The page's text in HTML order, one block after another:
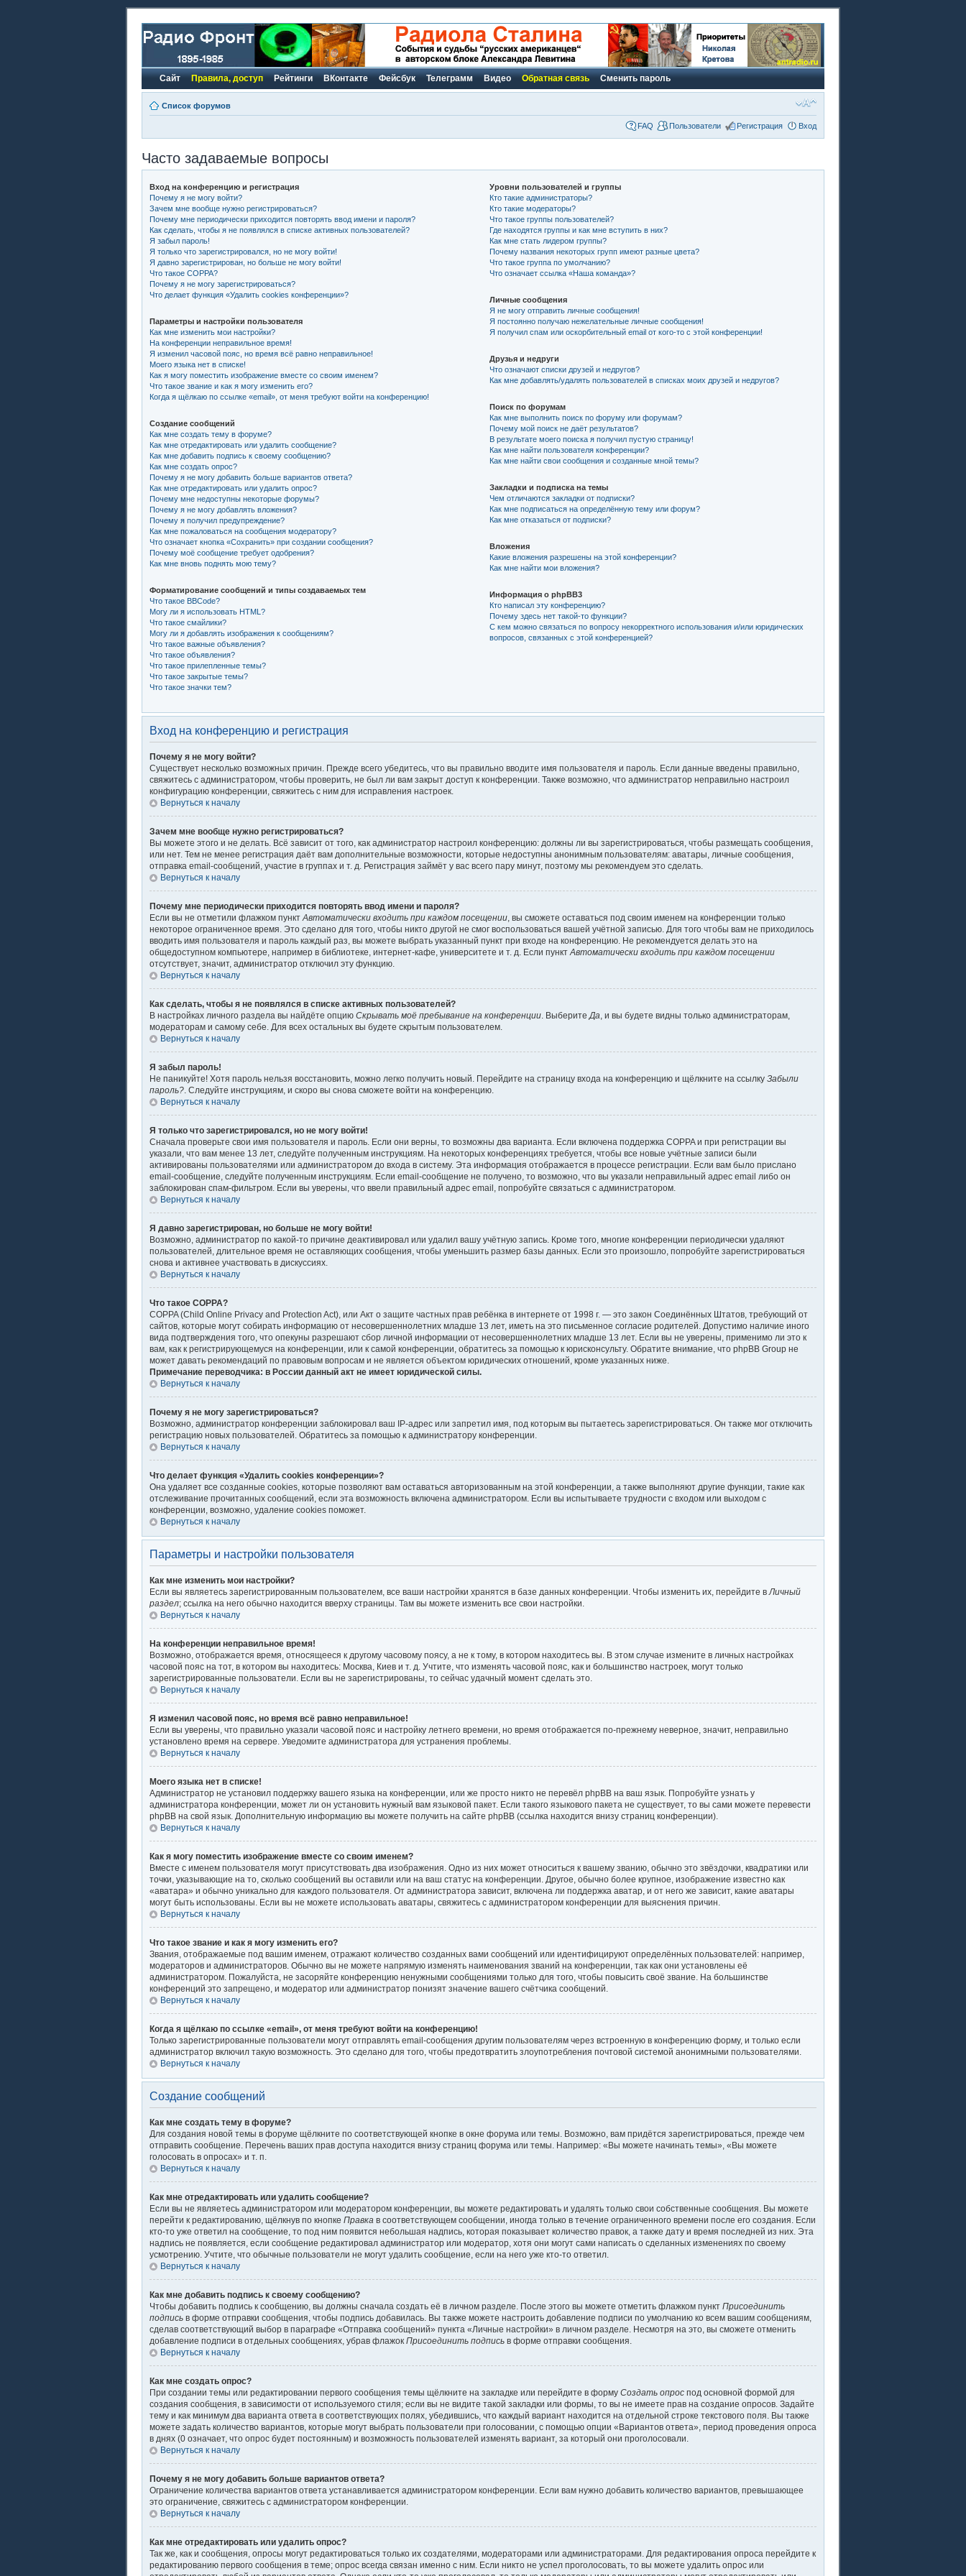
Сайт Правила, доступ Рейтинги ВКонтакте Фейсбук Телеграмм Видео Обратная связь Сменить пароль
Список форумов
FAQ Пользователи Регистрация Вход
Часто задаваемые вопросы
Вход на конференцию и регистрация
Почему я не могу войти?
Зачем мне вообще нужно регистрироваться?
Почему мне периодически приходится повторять ввод имени и пароля?
Как сделать, чтобы я не появлялся в списке активных пользователей?
Я забыл пароль!
Я только что зарегистрировался, но не могу войти!
Я давно зарегистрирован, но больше не могу войти!
Что такое COPPA?
Почему я не могу зарегистрироваться?
Что делает функция «Удалить cookies конференции»?
Параметры и настройки пользователя
Как мне изменить мои настройки?
На конференции неправильное время!
Я изменил часовой пояс, но время всё равно неправильное!
Моего языка нет в списке!
Как я могу поместить изображение вместе со своим именем?
Что такое звание и как я могу изменить его?
Когда я щёлкаю по ссылке «email», от меня требуют войти на конференцию!
Создание сообщений
Как мне создать тему в форуме?
Как мне отредактировать или удалить сообщение?
Как мне добавить подпись к своему сообщению?
Как мне создать опрос?
Почему я не могу добавить больше вариантов ответа?
Как мне отредактировать или удалить опрос?
Почему мне недоступны некоторые форумы?
Почему я не могу добавлять вложения?
Почему я получил предупреждение?
Как мне пожаловаться на сообщения модератору?
Что означает кнопка «Сохранить» при создании сообщения?
Почему моё сообщение требует одобрения?
Как мне вновь поднять мою тему?
Форматирование сообщений и типы создаваемых тем
Что такое BBCode?
Могу ли я использовать HTML?
Что такое смайлики?
Могу ли я добавлять изображения к сообщениям?
Что такое важные объявления?
Что такое объявления?
Что такое прилепленные темы?
Что такое закрытые темы?
Что такое значки тем?
Уровни пользователей и группы
Кто такие администраторы?
Кто такие модераторы?
Что такое группы пользователей?
Где находятся группы и как мне вступить в них?
Как мне стать лидером группы?
Почему названия некоторых групп имеют разные цвета?
Что такое группа по умолчанию?
Что означает ссылка «Наша команда»?
Личные сообщения
Я не могу отправить личные сообщения!
Я постоянно получаю нежелательные личные сообщения!
Я получил спам или оскорбительный email от кого-то с этой конференции!
Друзья и недруги
Что означают списки друзей и недругов?
Как мне добавлять/удалять пользователей в списках моих друзей и недругов?
Поиск по форумам
Как мне выполнить поиск по форуму или форумам?
Почему мой поиск не даёт результатов?
В результате моего поиска я получил пустую страницу!
Как мне найти пользователя конференции?
Как мне найти свои сообщения и созданные мной темы?
Закладки и подписка на темы
Чем отличаются закладки от подписки?
Как мне подписаться на определённую тему или форум?
Как мне отказаться от подписки?
Вложения
Какие вложения разрешены на этой конференции?
Как мне найти мои вложения?
Информация о phpBB3
Кто написал эту конференцию?
Почему здесь нет такой-то функции?
С кем можно связаться по вопросу некорректного использования и/или юридических
вопросов, связанных с этой конференцией?
Вход на конференцию и регистрация
Почему я не могу войти?
Существует несколько возможных причин. Прежде всего убедитесь, что вы правильно вводите имя пользователя и пароль. Если данные введены правильно,
свяжитесь с администратором, чтобы проверить, не был ли вам закрыт доступ к конференции. Также возможно, что администратор неправильно настроил
конфигурацию конференции, свяжитесь с ним для исправления настроек.
Вернуться к началу
Зачем мне вообще нужно регистрироваться?
Вы можете этого и не делать. Всё зависит от того, как администратор настроил конференцию: должны ли вы зарегистрироваться, чтобы размещать сообщения,
или нет. Тем не менее регистрация даёт вам дополнительные возможности, которые недоступны анонимным пользователям: аватары, личные сообщения,
отправка email-сообщений, участие в группах и т. д. Регистрация займёт у вас всего пару минут, поэтому мы рекомендуем это сделать.
Вернуться к началу
Почему мне периодически приходится повторять ввод имени и пароля?
Если вы не отметили флажком пунктАвтоматически входить при каждом посещении, вы сможете оставаться под своим именем на конференции только
некоторое ограниченное время. Это сделано для того, чтобы никто другой не смог воспользоваться вашей учётной записью. Для того чтобы вам не приходилось
вводить имя пользователя и пароль каждый раз, вы можете выбрать указанный пункт при входе на конференцию. Не рекомендуется делать это на
общедоступном компьютере, например в библиотеке, интернет-кафе, университете и т. д. Если пунктАвтоматически входить при каждом посещении
отсутствует, значит, администратор отключил эту функцию.
Вернуться к началу
Как сделать, чтобы я не появлялся в списке активных пользователей?
В настройках личного раздела вы найдёте опцию Скрывать моё пребывание на конференции. ВыберитеДа, и вы будете видны только администраторам,
модераторам и самому себе. Для всех остальных вы будете скрытым пользователем.
Вернуться к началу
Я забыл пароль!
Не паникуйте! Хотя пароль нельзя восстановить, можно легко получить новый. Перейдите на страницу входа на конференцию и щёлкните на ссылку Забыли
пароль?. Следуйте инструкциям, и скоро вы снова сможете войти на конференцию.
Вернуться к началу
Я только что зарегистрировался, но не могу войти!
Сначала проверьте свои имя пользователя и пароль. Если они верны, то возможны два варианта. Если включена поддержка COPPA и при регистрации вы
указали, что вам менее 13 лет, следуйте полученным инструкциям. На некоторых конференциях требуется, чтобы все новые учётные записи были
активированы пользователями или администратором до входа в систему. Эта информация отображается в процессе регистрации. Если вам было прислано
email-сообщение, следуйте полученным инструкциям. Если email-сообщение не получено, то возможно, что вы указали неправильный адрес email либо он
заблокирован спам-фильтром. Если вы уверены, что ввели правильный адрес email, попробуйте связаться с администратором.
Вернуться к началу
Я давно зарегистрирован, но больше не могу войти!
Возможно, администратор по какой-то причине деактивировал или удалил вашу учётную запись. Кроме того, многие конференции периодически удаляют
пользователей, длительное время не оставляющих сообщения, чтобы уменьшить размер базы данных. Если это произошло, попробуйте зарегистрироваться
снова и активнее участвовать в дискуссиях.
Вернуться к началу
Что такое COPPA?
COPPA (Child Online Privacy and Protection Act), или Акт о защите частных прав ребёнка в интернете от 1998 г. — это закон Соединённых Штатов, требующий от
сайтов, которые могут собирать информацию от несовершеннолетних младше 13 лет, иметь на это письменное согласие родителей. Допустимо наличие иного
вида подтверждения того, что опекуны разрешают сбор личной информации от несовершеннолетних младше 13 лет. Если вы не уверены, применимо ли это к
вам, как к регистрирующемуся на конференции, или к самой конференции, обратитесь за помощью к юрисконсульту. Обратите внимание, что phpBB Group не
может давать рекомендаций по правовым вопросам и не является объектом юридических отношений, кроме указанных ниже.
Примечание переводчика: в России данный акт не имеет юридической силы.
Вернуться к началу
Почему я не могу зарегистрироваться?
Возможно, администратор конференции заблокировал ваш IP-адрес или запретил имя, под которым вы пытаетесь зарегистрироваться. Он также мог отключить
регистрацию новых пользователей. Обратитесь за помощью к администратору конференции.
Вернуться к началу
Что делает функция «Удалить cookies конференции»?
Она удаляет все созданные cookies, которые позволяют вам оставаться авторизованным на этой конференции, а также выполняют другие функции, такие как
отслеживание прочитанных сообщений, если эта возможность включена администратором. Если вы испытываете трудности с входом или выходом с
конференции, возможно, удаление cookies поможет.
Вернуться к началу
Параметры и настройки пользователя
Как мне изменить мои настройки?
Если вы являетесь зарегистрированным пользователем, все ваши настройки хранятся в базе данных конференции. Чтобы изменить их, перейдите вЛичный
раздел; ссылка на него обычно находится вверху страницы. Там вы можете изменить все свои настройки.
Вернуться к началу
На конференции неправильное время!
Возможно, отображается время, относящееся к другому часовому поясу, а не к тому, в котором находитесь вы. В этом случае измените в личных настройках
часовой пояс на тот, в котором вы находитесь: Москва, Киев и т. д. Учтите, что изменять часовой пояс, как и большинство настроек, могут только
зарегистрированные пользователи. Если вы не зарегистрированы, то сейчас удачный момент сделать это.
Вернуться к началу
Я изменил часовой пояс, но время всё равно неправильное!
Если вы уверены, что правильно указали часовой пояс и настройку летнего времени, но время отображается по-прежнему неверное, значит, неправильно
установлено время на сервере. Уведомите администратора для устранения проблемы.
Вернуться к началу
Моего языка нет в списке!
Администратор не установил поддержку вашего языка на конференции, или же просто никто не перевёл phpBB на ваш язык. Попробуйте узнать у
администратора конференции, может ли он установить нужный вам языковой пакет. Если такого языкового пакета не существует, то вы сами можете перевести
phpBB на свой язык. Дополнительную информацию вы можете получить на сайте phpBB (ссылка находится внизу страниц конференции).
Вернуться к началу
Как я могу поместить изображение вместе со своим именем?
Вместе с именем пользователя могут присутствовать два изображения. Одно из них может относиться к вашему званию, обычно это звёздочки, квадратики или
точки, указывающие на то, сколько сообщений вы оставили или на ваш статус на конференции. Другое, обычно более крупное, изображение известно как
«аватара» и обычно уникально для каждого пользователя. От администратора зависит, включена ли поддержка аватар, и от него же зависит, какие аватары
могут быть использованы. Если вы не можете использовать аватары, свяжитесь с администратором конференции для выяснения причин.
Вернуться к началу
Что такое звание и как я могу изменить его?
Звания, отображаемые под вашим именем, отражают количество созданных вами сообщений или идентифицируют определённых пользователей: например,
модераторов и администраторов. Обычно вы не можете напрямую изменять наименования званий на конференции, так как они установлены её
администратором. Пожалуйста, не засоряйте конференцию ненужными сообщениями только для того, чтобы повысить своё звание. На большинстве
конференций это запрещено, и модератор или администратор понизят значение вашего счётчика сообщений.
Вернуться к началу
Когда я щёлкаю по ссылке «email», от меня требуют войти на конференцию!
Только зарегистрированные пользователи могут отправлять email-сообщения другим пользователям через встроенную в конференцию форму, и только если
администратор включил такую возможность. Это сделано для того, чтобы предотвратить злоупотребления почтовой системой анонимными пользователями.
Вернуться к началу
Создание сообщений
Как мне создать тему в форуме?
Для создания новой темы в форуме щёлкните по соответствующей кнопке в окне форума или темы. Возможно, вам придётся зарегистрироваться, прежде чем
отправить сообщение. Перечень ваших прав доступа находится внизу страниц форума или темы. Например: «Вы можете начинать темы», «Вы можете
голосовать в опросах» и т. п.
Вернуться к началу
Как мне отредактировать или удалить сообщение?
Если вы не являетесь администратором или модератором конференции, вы можете редактировать и удалять только свои собственные сообщения. Вы можете
перейти к редактированию, щёлкнув по кнопке Правка в соответствующем сообщении, иногда только в течение ограниченного времени после его создания. Если
кто-то уже ответил на сообщение, то под ним появится небольшая надпись, которая показывает количество правок, а также дату и время последней из них. Эта
надпись не появляется, если сообщение редактировал администратор или модератор, хотя они могут сами написать о сделанных изменениях по своему
усмотрению. Учтите, что обычные пользователи не могут удалить сообщение, если на него уже кто-то ответил.
Вернуться к началу
Как мне добавить подпись к своему сообщению?
Чтобы добавить подпись к сообщению, вы должны сначала создать её в личном разделе. После этого вы можете отметить флажком пункт Присоединить
подпись в форме отправки сообщения, чтобы подпись добавилась. Вы также можете настроить добавление подписи по умолчанию ко всем вашим сообщениям,
сделав соответствующий выбор в параграфе «Отправка сообщений» пункта «Личные настройки» в личном разделе. Несмотря на это, вы сможете отменить
добавление подписи в отдельных сообщениях, убрав флажок Присоединить подпись в форме отправки сообщения.
Вернуться к началу
Как мне создать опрос?
При создании темы или редактировании первого сообщения темы щёлкните на закладке или перейдите в форму Создать опрос под основной формой для
создания сообщения, в зависимости от используемого стиля; если вы не видите такой закладки или формы, то вы не имеете прав на создание опросов. Задайте
тему и как минимум два варианта ответа в соответствующих полях, убедившись, что каждый вариант находится на отдельной строке текстового поля. Вы также
можете задать количество вариантов, которые могут выбрать пользователи при голосовании, с помощью опции «Вариантов ответа», период проведения опроса
в днях (0 означает, что опрос будет постоянным) и возможность пользователей изменять вариант, за который они проголосовали.
Вернуться к началу
Почему я не могу добавить больше вариантов ответа?
Ограничение количества вариантов ответа устанавливается администратором конференции. Если вам нужно добавить количество вариантов, превышающее
это ограничение, свяжитесь с администратором конференции.
Вернуться к началу
Как мне отредактировать или удалить опрос?
Так же, как и сообщения, опросы могут редактироваться только их создателями, модераторами или администраторами. Для редактирования опроса перейдите к
редактированию первого сообщения в теме; опрос всегда связан именно с ним. Если никто не успел проголосовать, то вы можете удалить опрос или